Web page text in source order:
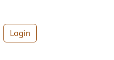
Login